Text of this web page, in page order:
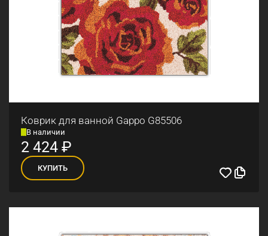
Коврик для ванной Gappo G85506
В наличии
2 424₽
КУПИТЬ